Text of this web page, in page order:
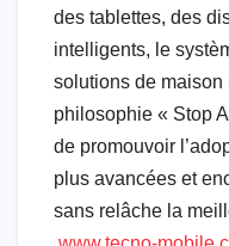
des tablettes, des
intelligents, le
solutions de
philosophie « Stop
de promouvoir
plus avancées et
sans relâche la